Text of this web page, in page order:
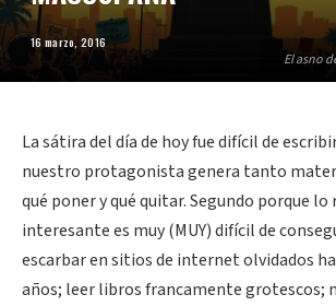
El asno
16 marzo, 2016
La sátira del día de hoy fue difícil de
nuestro protagonista genera tanto
qué poner y qué quitar. Segundo porque
interesante es muy (MUY) difícil de
escarbar en sitios de internet olvidados
años; leer libros francamente grotescos;